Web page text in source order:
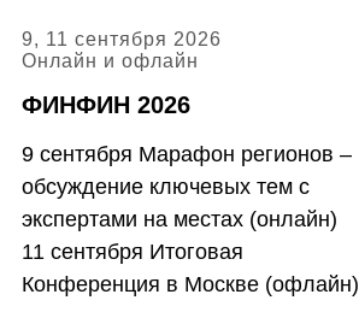
9, 11 сентября 2026
Онлайн и офлайн
ФИНФИН 2026
9 сентября Марафон регионов –
обсуждение ключевых тем с
экспертами на местах (онлайн)
11 сентября Итоговая
Конференция в Москве (офлайн)